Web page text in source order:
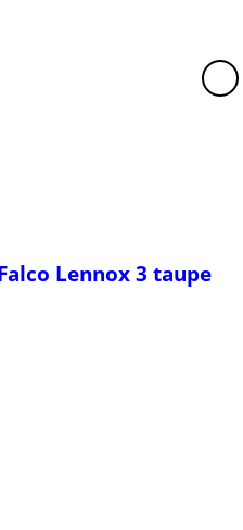
Lennox 3 taupe